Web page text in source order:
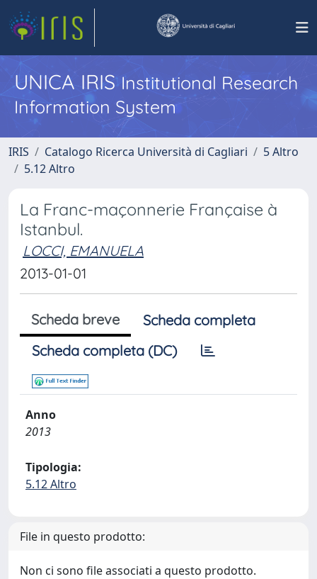
UNICA IRISInstitutional Research
Information System
IRIS Catalogo Ricerca Università di Cagliari
5 Altro
5.12 Altro
La Franc-maçonnerie Française à
Istanbul.
LOCCI, EMANUELA
2013-01-01
Scheda breve
Scheda completa
Scheda completa (DC)
Anno
2013
Tipologia:
5.12 Altro
File in questo prodotto:
Non ci sono file associati a questo prodotto.